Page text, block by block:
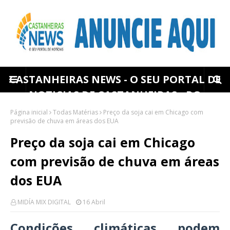
CASTANHEIRAS NEWS - O SEU PORTAL DE
NOTICIAS DE CASTANHEIRAS - RO
Página inicial Todas Matérias
Preço da soja cai em Chicago com
previsão de chuva em áreas dos EUA
Preço da soja cai em Chicago
com previsão de chuva em áreas
dos EUA
MIDÍA MIX DIGITAL 16 Abril